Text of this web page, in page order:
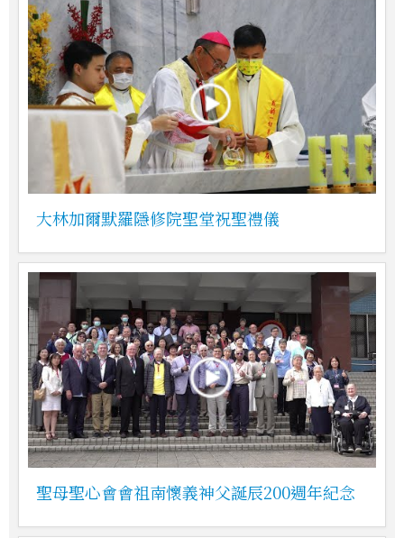
大林加爾默羅隱修院聖堂祝聖禮儀
聖母聖心會會祖南懷義神父誕辰200週年紀念